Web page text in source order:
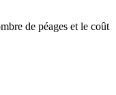
de péages et le coût